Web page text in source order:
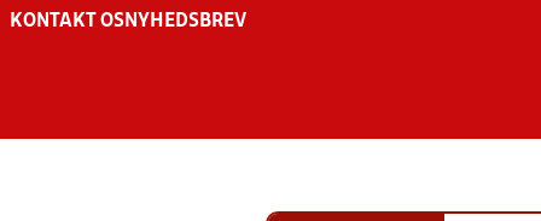
KONTAKT OS NYHEDSBREV